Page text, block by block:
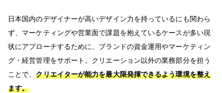
日本国内のデザイナーが高いデザイン力を持っているにも関わら
ず、マーケティングや営業面で課題を抱えているケースが多い現
状にアプローチするために、ブランドの資金運用やマーケティン
グ・経営管理をサポート。クリエーション以外の業務部分を担う
ことで、クリエイターが能力を最大限発揮できるよう環境を整え
ます。